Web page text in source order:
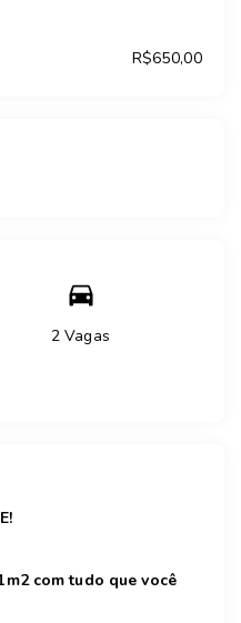
R$650,00
2 Vagas
com tudo que você